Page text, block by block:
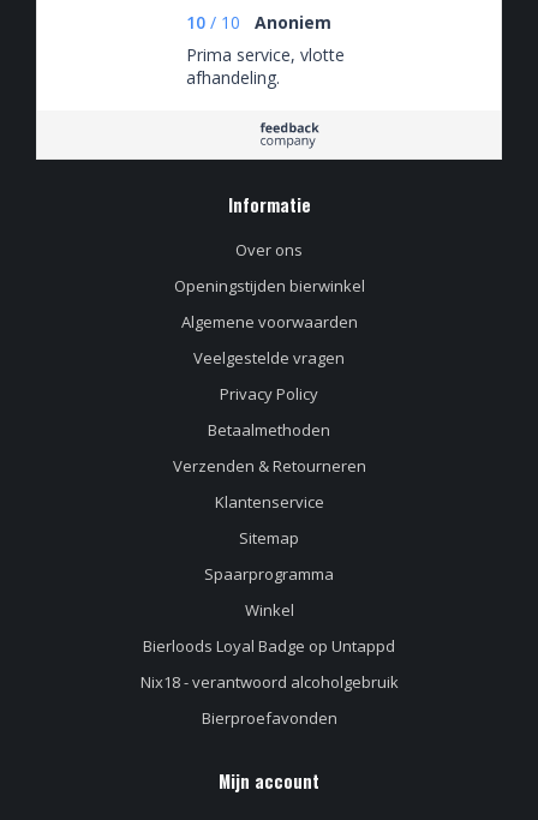
10 / 10
Anoniem
Prima service, vlotte
afhandeling.
Informatie
Over ons
Openingstijden bierwinkel
Algemene voorwaarden
Veelgestelde vragen
Privacy Policy
Betaalmethoden
Verzenden & Retourneren
Klantenservice
Sitemap
Spaarprogramma
Winkel
Bierloods Loyal Badge op Untappd
Nix18 - verantwoord alcoholgebruik
Bierproefavonden
Mijn account